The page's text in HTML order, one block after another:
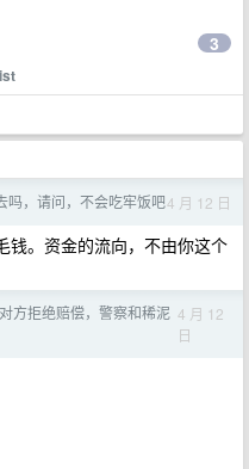
3
吗，请问，不会吃牢饭吧4 月 12 日
钱。资金的流向，不由你这个
方拒绝赔偿，警察和稀泥 4 月 12
日